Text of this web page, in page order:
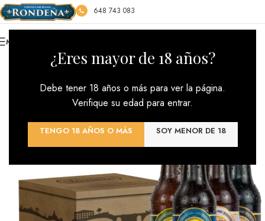
¿Eres mayor de 18 años?
Debe tener 18 años o más para ver la página.
Verifique su edad para entrar.
TENGO 18 AÑOS O MÁS SOY MENOR DE 18
648 743 083
MENU